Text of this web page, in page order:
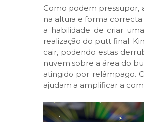
Como podem pressupor,
na altura e forma
a habilidade de criar
realização do putt final.
cair, podendo estas
nuvem sobre a área do
atingido por relâmpago.
ajudam a amplificar a